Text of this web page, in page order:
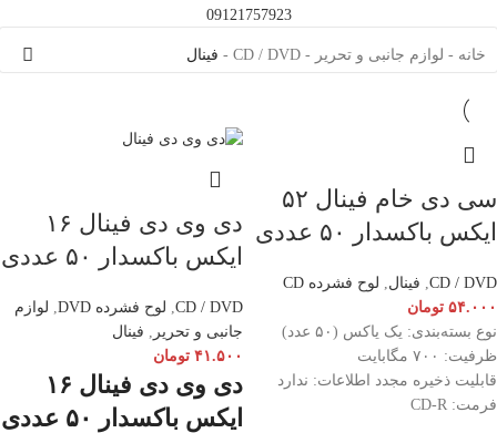
09121757923
خانه - لوازم جانبی و تحریر -
CD / DVD
- فینال
سی دی خام فینال ۵۲
ایکس باکسدار ۵۰ عددی
CD / DVD
, فینال, لوح فشرده CD
۵۴.۰۰۰ تومان
نوع بسته‌بندی: یک یاکس (۵۰ عدد)
ظرفیت: ۷۰۰ مگابایت
قابلیت ذخیره مجدد اطلاعات: ندارد
فرمت: CD-R
دی وی دی فینال ۱۶
ایکس باکسدار ۵۰ عددی
CD / DVD
, لوح فشرده DVD , لوازم
جانبی و تحریر , فینال
۴۱.۵۰۰ تومان
دی وی دی فینال ۱۶
ایکس باکسدار ۵۰ عددی